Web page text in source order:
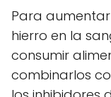
Para
hierro en la
consumir
combinarlos